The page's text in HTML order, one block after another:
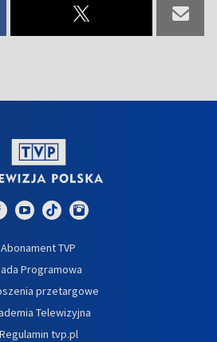
Abonament TVP
Programowa
przetargowe
Telewizyjna
Regulamin tvp.pl